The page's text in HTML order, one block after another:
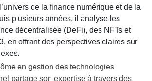
de la finance numérique et de la
plusieurs années, il analyse les
décentralisée (DeFi), des NFTs et
en offrant des perspectives claires sur
en gestion des technologies
partage son expertise à travers des